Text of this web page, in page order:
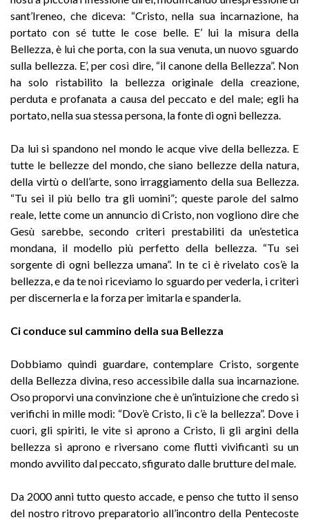
sant’Ireneo, che diceva: “Cristo, nella sua incarnazione, ha
portato con sé tutte le cose belle. E’ lui la misura della
Bellezza, è lui che porta, con la sua venuta, un nuovo sguardo
sulla bellezza. E’, per così dire, “il canone della Bellezza”. Non
ha solo ristabilito la bellezza originale della creazione,
perduta e profanata a causa del peccato e del male; egli ha
portato, nella sua stessa persona, la fonte di ogni bellezza.
Da lui si spandono nel mondo le acque vive della bellezza. E
tutte le bellezze del mondo, che siano bellezze della natura,
della virtù o dell’arte, sono irraggiamento della sua Bellezza.
“Tu sei il più bello tra gli uomini”; queste parole del salmo
reale, lette come un annuncio di Cristo, non vogliono dire che
Gesù sarebbe, secondo criteri prestabiliti da un’estetica
mondana, il modello più perfetto della bellezza. “Tu sei
sorgente di ogni bellezza umana”. In te ci è rivelato cos’è la
bellezza, e da te noi riceviamo lo sguardo per vederla, i criteri
per discernerla e la forza per imitarla e spanderla.
Ci conduce sul cammino della sua Bellezza
Dobbiamo quindi guardare, contemplare Cristo, sorgente
della Bellezza divina, reso accessibile dalla sua incarnazione.
Oso proporvi una convinzione che è un’intuizione che credo si
verifichi in mille modi: “Dov’è Cristo, lì c’è la bellezza”. Dove i
cuori, gli spiriti, le vite si aprono a Cristo, lì gli argini della
bellezza si aprono e riversano come flutti vivificanti su un
mondo avvilito dal peccato, sfigurato dalle brutture del male.
Da 2000 anni tutto questo accade, e penso che tutto il senso
del nostro ritrovo preparatorio all’incontro della Pentecoste